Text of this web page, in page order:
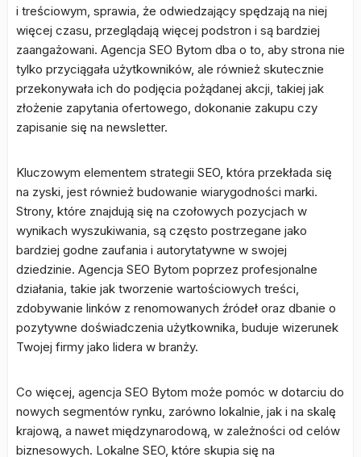
i treściowym, sprawia, że odwiedzający spędzają na niej
więcej czasu, przeglądają więcej podstron i są bardziej
zaangażowani. Agencja SEO Bytom dba o to, aby strona nie
tylko przyciągała użytkowników, ale również skutecznie
przekonywała ich do podjęcia pożądanej akcji, takiej jak
złożenie zapytania ofertowego, dokonanie zakupu czy
zapisanie się na newsletter.
Kluczowym elementem strategii SEO, która przekłada się
na zyski, jest również budowanie wiarygodności marki.
Strony, które znajdują się na czołowych pozycjach w
wynikach wyszukiwania, są często postrzegane jako
bardziej godne zaufania i autorytatywne w swojej
dziedzinie. Agencja SEO Bytom poprzez profesjonalne
działania, takie jak tworzenie wartościowych treści,
zdobywanie linków z renomowanych źródeł oraz dbanie o
pozytywne doświadczenia użytkownika, buduje wizerunek
Twojej firmy jako lidera w branży.
Co więcej, agencja SEO Bytom może pomóc w dotarciu do
nowych segmentów rynku, zarówno lokalnie, jak i na skalę
krajową, a nawet międzynarodową, w zależności od celów
biznesowych. Lokalne SEO, które skupia się na